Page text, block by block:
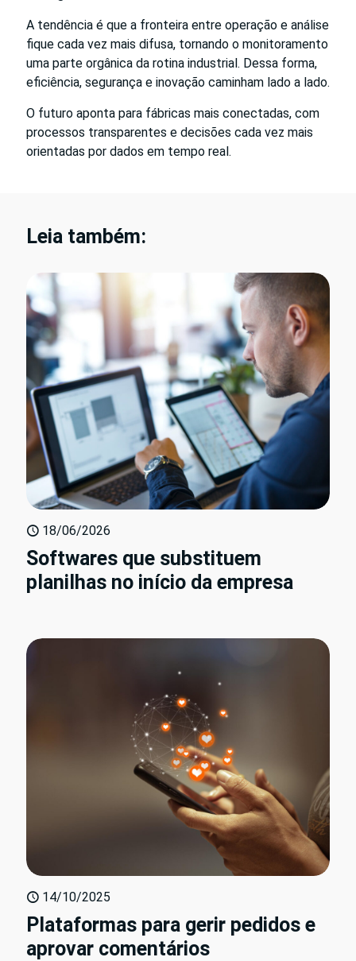
A tendência é que a fronteira entre operação e análise
fique cada vez mais difusa, tornando o monitoramento
uma parte orgânica da rotina industrial. Dessa forma,
eficiência, segurança e inovação caminham lado a lado.
O futuro aponta para fábricas mais conectadas, com
processos transparentes e decisões cada vez mais
orientadas por dados em tempo real.
Leia também:
18/06/2026
Softwares que substituem
planilhas no início da empresa
14/10/2025
Plataformas para gerir pedidos e
aprovar comentários